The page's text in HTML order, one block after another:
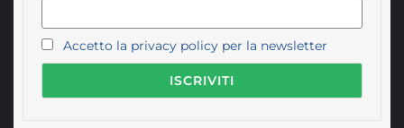
Accetto la privacy policy per la newsletter